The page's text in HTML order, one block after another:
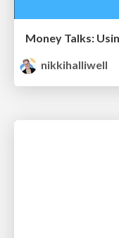
Money Talks:
nikkihalliwell